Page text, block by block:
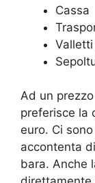
Cassa
Ad un
preferisce la
euro. Ci
accontenta
bara. Anche